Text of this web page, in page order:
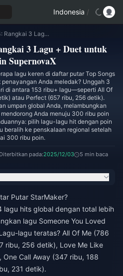
Indonesia /
ID StarMaker 294: Rangkai 3 Lagu + Duet untuk 300K Poin SupernovaX
3 Lagu + Duet untuk
SupernovaX
lagu keren di daftar putar Top Songs
Anda meledak? Unggah 3
di antara 153 ribu+ lagu—seperti All Of
atau Perfect (657 ribu, 256 detik).
umpan global Anda, melambungkan
Anda menuju 300 ribu poin
pilih lagu-lagu hit dengan poin
beralih ke penskalaan regional setelah
300 ribu poin.
Diterbitkan pada:2025/12/03 5 min baca
Putar StarMaker?
lagu hits global dengan total lebih
lagu Someone You Loved
lagu teratas? All Of Me (786
ribu, 256 detik), Love Me Like
Call Away (347 ribu, 188
231 detik).